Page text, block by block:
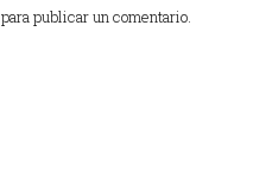
Magdalena Núñez
para publicar un comentario.